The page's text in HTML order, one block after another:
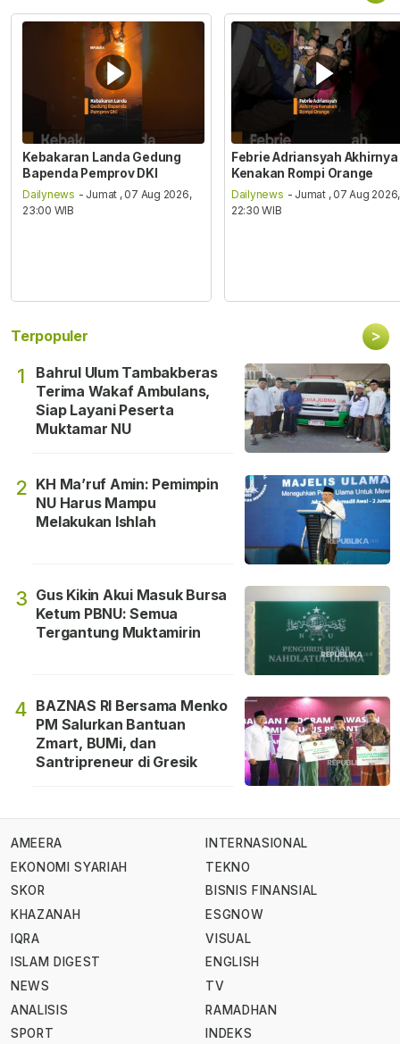
Kebakaran Landa Gedung
Bapenda Pemprov DKI
Dailynews - Jumat , 07 Aug 2026,
23:00 WIB
Febrie Adriansyah Akhirnya
Kenakan Rompi Orange
Dailynews - Jumat , 07 Aug 2026,
22:30 WIB
Terpopuler >
1
Bahrul Ulum Tambakberas
Terima Wakaf Ambulans,
Siap Layani Peserta
Muktamar NU
2 KH Ma’ruf Amin: Pemimpin
NU Harus Mampu
Melakukan Ishlah
3 Gus Kikin Akui Masuk Bursa
Ketum PBNU: Semua
Tergantung Muktamirin
4 BAZNAS RI Bersama Menko
PM Salurkan Bantuan
Zmart, BUMi, dan
Santripreneur di Gresik
AMEERA
EKONOMI SYARIAH
SKOR
KHAZANAH
IQRA
ISLAM DIGEST
NEWS
ANALISIS
SPORT
INTERNASIONAL
TEKNO
BISNIS FINANSIAL
ESGNOW
VISUAL
ENGLISH
TV
RAMADHAN
INDEKS